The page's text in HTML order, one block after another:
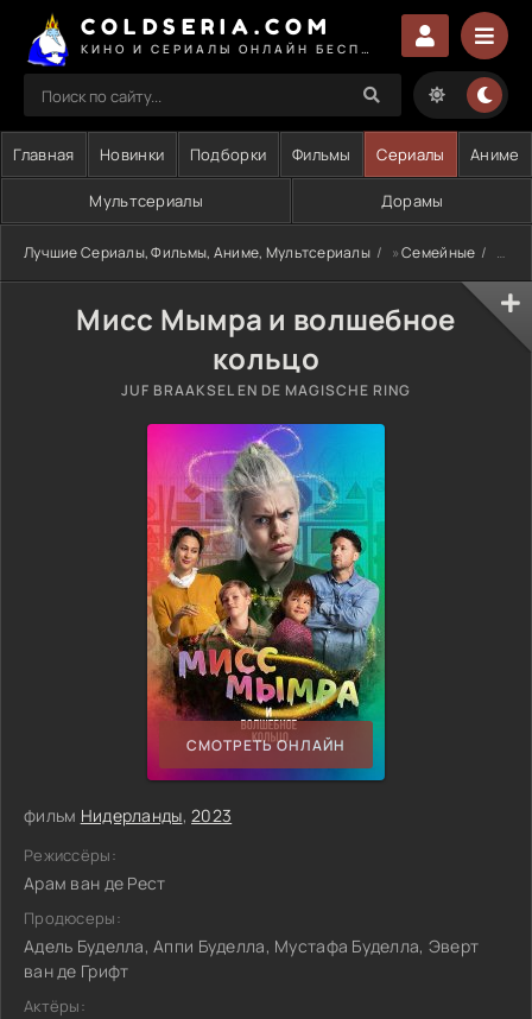
COLDSERIA.COM
Главная Новинки Подборки Фильмы Сериалы Аниме
Мультсериалы Дорамы
Лучшие Сериалы, Фильмы, Аниме, Мультсериалы »Семейные
Мисс Мымра и волшебное
кольцо
JUF BRAAKSEL EN DE MAGISCHE RING
СМОТРЕТЬ ОНЛАЙН
фильм Нидерланды,2023
Режиссёры:
Арам ван де Рест
Продюсеры:
Адель Буделла, Аппи Буделла, Мустафа Буделла, Эверт
ван де Грифт
Актёры: